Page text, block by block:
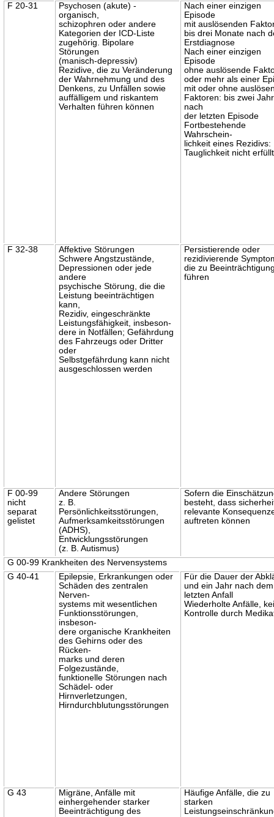
F 20-31
Psychosen (akute) -
organisch,
schizophren oder andere
Kategorien der ICD-Liste
zugehörig. Bipolare
Störungen
(manisch-depressiv)
Rezidive, die zu Veränderung
der Wahrnehmung und des
Denkens, zu Unfällen sowie
auffälligem und riskantem
Verhalten führen können
Nach einer einzigen
Episode
mit auslösenden
bis drei Monate nach
Erstdiagnose
Nach einer einzigen
Episode
ohne auslösende
oder mehr als einer
mit oder ohne
Faktoren: bis zwei
nach
der letzten Episode
Fortbestehende
Wahrschein-
lichkeit eines Rezidivs:
Tauglichkeit nicht erfüllt
F 32-38
Affektive Störungen
Schwere Angstzustände,
Depressionen oder jede
andere
psychische Störung, die die
Leistung beeinträchtigen
kann,
Rezidiv, eingeschränkte
Leistungsfähigkeit, insbeson-
dere in Notfällen; Gefährdung
des Fahrzeugs oder Dritter
oder
Selbstgefährdung kann nicht
ausgeschlossen werden
Persistierende oder
rezidivierende
die zu
führen
F 00-99
nicht
separat
gelistet
Andere Störungen
z. B.
Persönlichkeitsstörungen,
Aufmerksamkeitsstörungen
(ADHS),
Entwicklungsstörungen
(z. B. Autismus)
Sofern die
besteht, dass
relevante
auftreten können
G 00-99 Krankheiten des Nervensystems
G 40-41
Epilepsie, Erkrankungen oder
Schäden des zentralen
Nerven-
systems mit wesentlichen
Funktionsstörungen,
insbeson-
dere organische Krankheiten
des Gehirns oder des
Rücken-
marks und deren
Folgezustände,
funktionelle Störungen nach
Schädel- oder
Hirnverletzungen,
Hirndurchblutungsstörungen
Für die Dauer der
und ein Jahr nach dem
letzten Anfall
Wiederholte Anfälle,
Kontrolle durch
G 43
Migräne, Anfälle mit
einhergehender starker
Beeinträchtigung des
Häufige Anfälle, die zu
starken